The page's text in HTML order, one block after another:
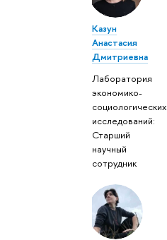
Казун
Анастасия
Дмитриевна
Лаборатория
экономико-
социологических
исследований:
Старший
научный
сотрудник